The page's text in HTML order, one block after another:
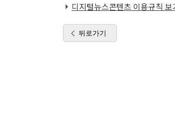
디지털뉴스콘텐츠 이용규칙 보
뒤로가기